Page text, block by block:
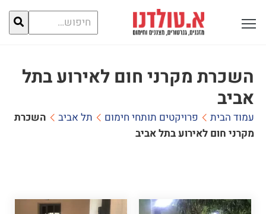
חיפוש
עבור:
פתח תפריט ראשי לתצוגה
השכרת מקרני חום לאירוע בתל
אביב
עמוד הבית פרויקטים תותחי חימום תל אביב
השכרת
מקרני חום לאירוע בתל אביב